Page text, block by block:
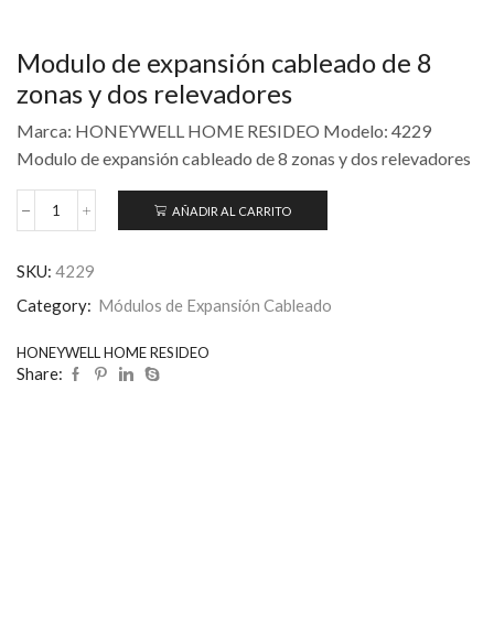
Modulo de expansión cableado de 8
zonas y dos relevadores
Marca: HONEYWELL HOME RESIDEO Modelo: 4229
Modulo de expansión cableado de 8 zonas y dos relevadores
AÑADIR AL CARRITO
SKU: 4229
Category: Módulos de Expansión Cableado
HONEYWELL HOME RESIDEO
Share: